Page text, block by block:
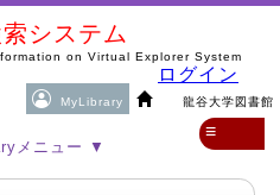
システム
on Virtual Explorer System
MyLibrary 龍谷大学図書館
ログイン
メニュー ▼
≡